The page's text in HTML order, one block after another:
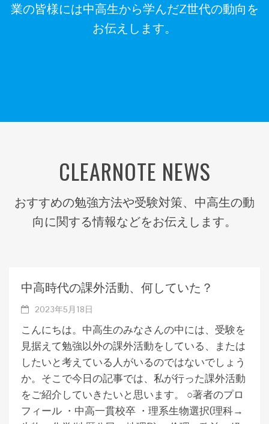
業の皆様には中高生から学んだZ世代の動向を
お伝えします。
CLEARNOTE NEWS
おすすめの勉強方法や受験対策、中高生の動
向に関する情報などをお伝えします。
中高時代の課外活動、何していた？
2023年5月18日
こんにちは。中高生のみなさんの中には、受験を
見据えて勉強以外の課外活動をしている、または
したいと考えている人がいるのではないでしょう
か。そこで今日の記事では、私が行った課外活動
をご紹介していきたいと思います。 ○著者のプロ
フィール ・中高一貫校卒 ・理系生物選択(理科→